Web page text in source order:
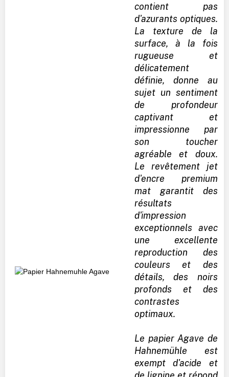
contient pas
d'azurants optiques.
La texture de la
surface, à la fois
rugueuse et
délicatement
définie, donne au
sujet un sentiment
de profondeur
captivant et
impressionne par
son toucher
agréable et doux.
Le revêtement jet
d'encre premium
mat garantit des
résultats
d'impression
exceptionnels avec
une excellente
reproduction des
couleurs et des
détails, des noirs
profonds et des
contrastes
optimaux.
Le papier Agave de
Hahnemühle est
exempt d'acide et